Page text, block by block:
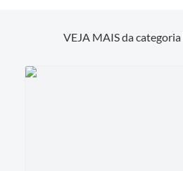
VEJA MAIS da categoria